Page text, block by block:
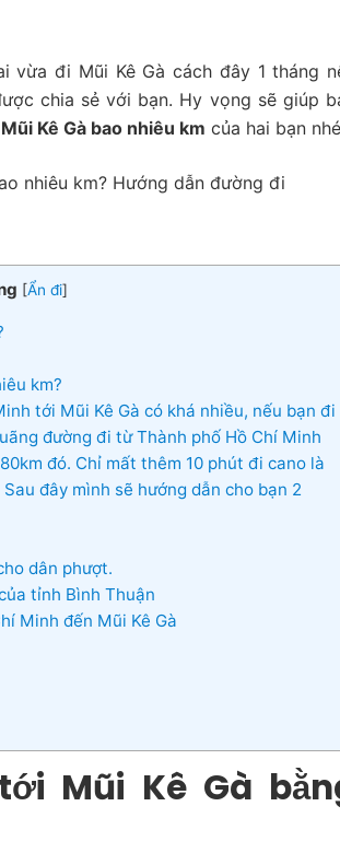
vừa đi Mũi Kê Gà cách đây 1 tháng
chia sẻ với bạn. Hy vọng sẽ giúp
Kê Gà bao nhiêu km của hai bạn
[Ẩn đi]
km?
tới Mũi Kê Gà có khá nhiều, nếu bạn đi
đường đi từ Thành phố Hồ Chí Minh
đó. Chỉ mất thêm 10 phút đi cano là
đây mình sẽ hướng dẫn cho bạn 2
dân phượt.
tỉnh Bình Thuận
Minh đến Mũi Kê Gà
Mũi Kê Gà